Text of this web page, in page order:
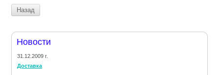
Новости
31.12.2009 г.
Доставка
Назад